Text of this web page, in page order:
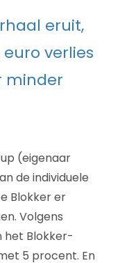
eruit,
verlies
minder
(eigenaar
de individuele
Blokker er
Volgens
het Blokker-
5 procent. En